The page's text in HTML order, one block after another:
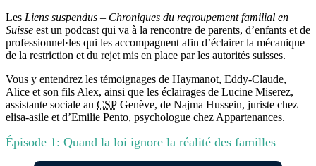
Les Liens suspendus – Chroniques du regroupement familial en
Suisse est un podcast qui va à la rencontre de parents, d’enfants et de
professionnel·les qui les accompagnent afin d’éclairer la mécanique
de la restriction et du rejet mis en place par les autorités suisses.
Vous y entendrez les témoignages de Haymanot, Eddy-Claude,
Alice et son fils Alex, ainsi que les éclairages de Lucine Miserez,
assistante sociale au CSP Genève, de Najma Hussein, juriste chez
elisa-asile et d’Emilie Pento, psychologue chez Appartenances.
Épisode 1: Quand la loi ignore la réalité des familles